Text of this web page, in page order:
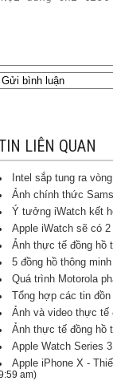
LIÊN QUAN
Intel sắp tung ra
Ảnh chính thức
Ý tưởng iWatch kết
Apple iWatch sẽ có
Ảnh thực tế đồng hồ
5 đồng hồ thông
Quá trình Motorola
Tổng hợp các tin
Ảnh và video thực tế
Ảnh thực tế đồng hồ
Apple Watch Series
Apple iPhone X -
am)